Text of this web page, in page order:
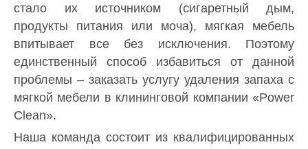
стало их источником (сигаретный дым,
продукты питания или моча), мягкая мебель
впитывает все без исключения. Поэтому
единственный способ избавиться от данной
проблемы – заказать услугу удаления запаха с
мягкой мебели в клининговой компании «Power
Clean».
Наша команда состоит из квалифицированных